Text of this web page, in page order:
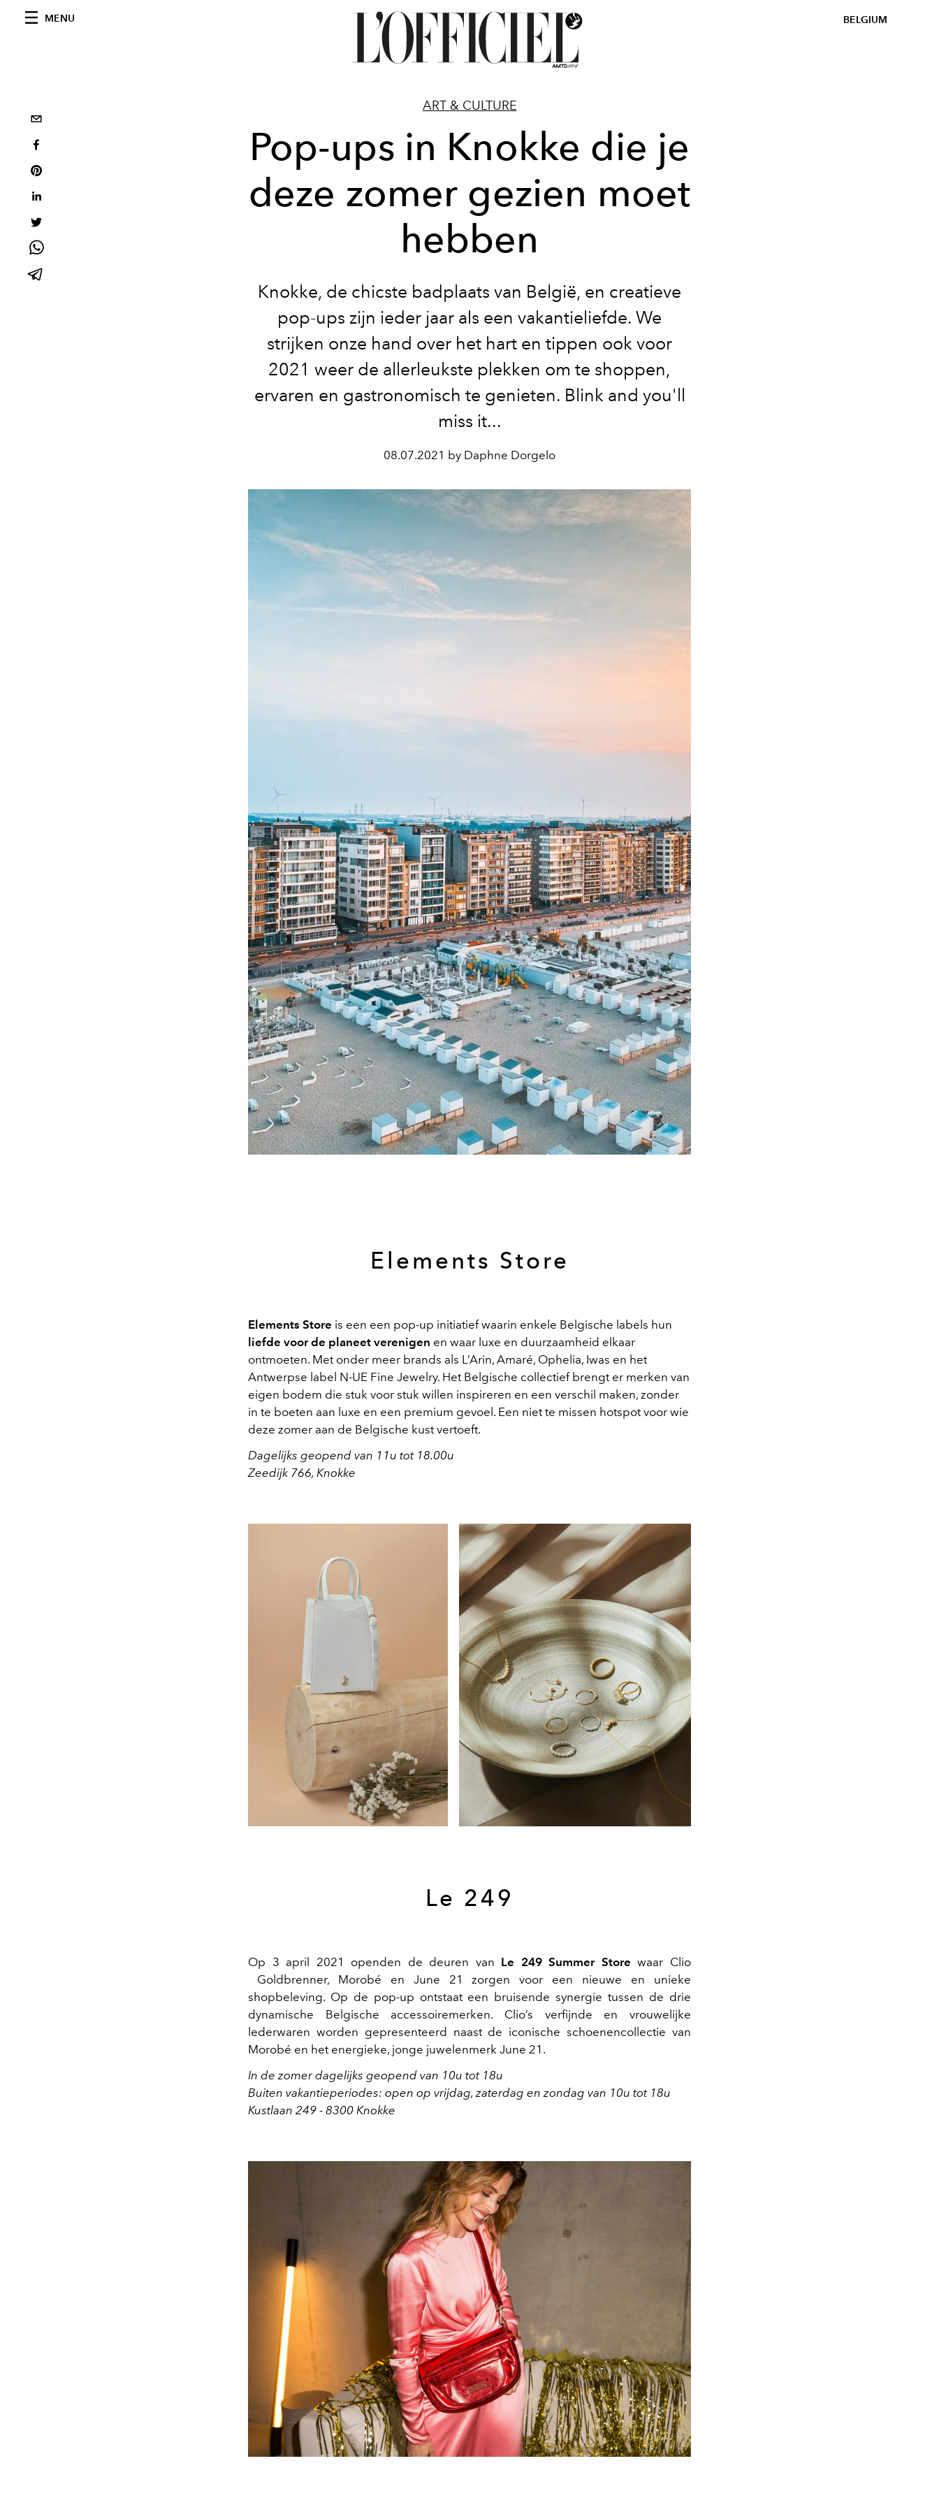
MENU BELGIUM
ART & CULTURE
Pop-ups in Knokke die je
deze zomer gezien moet
hebben
Knokke, de chicste badplaats van België, en creatieve
pop-ups zijn ieder jaar als een vakantieliefde. We
strijken onze hand over het hart en tippen ook voor
2021 weer de allerleukste plekken om te shoppen,
ervaren en gastronomisch te genieten. Blink and you'll
miss it...
08.07.2021 by Daphne Dorgelo
Elements Store
Elements Store is een een pop-up initiatief waarin enkele Belgische labels hun
liefde voor de planeet verenigen en waar luxe en duurzaamheid elkaar
ontmoeten. Met onder meer brands als L’Arin, Amaré, Ophelia, Iwas en het
Antwerpse label N-UE Fine Jewelry. Het Belgische collectief brengt er merken van
eigen bodem die stuk voor stuk willen inspireren en een verschil maken, zonder
in te boeten aan luxe en een premium gevoel. Een niet te missen hotspot voor wie
deze zomer aan de Belgische kust vertoeft.
Dagelijks geopend van 11u tot 18.00u
Zeedijk 766, Knokke
Le 249
Op 3 april 2021 openden de deuren van Le 249 Summer Store waar Clio
Goldbrenner, Morobé en June 21 zorgen voor een nieuwe en unieke
shopbeleving. Op de pop-up ontstaat een bruisende synergie tussen de drie
dynamische Belgische accessoiremerken. Clio’s verfijnde en vrouwelijke
lederwaren worden gepresenteerd naast de iconische schoenencollectie van
Morobé en het energieke, jonge juwelenmerk June 21.
In de zomer dagelijks geopend van 10u tot 18u
Buiten vakantieperiodes: open op vrijdag, zaterdag en zondag van 10u tot 18u
Kustlaan 249 - 8300 Knokke